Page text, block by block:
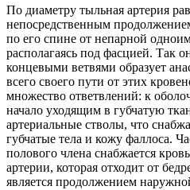
По диаметру тыльная артерия
непосредственным
по его спине от непарной
располагаясь под фасцией. Так
концевыми ветвями образует
всего своего пути от этих
множество ответвлений: к
начало уходящим в губчатую
артериальные стволы, что
губчатые тела и кожу фаллоса.
полового члена снабжается
артерии, которая отходит от
является продолжением